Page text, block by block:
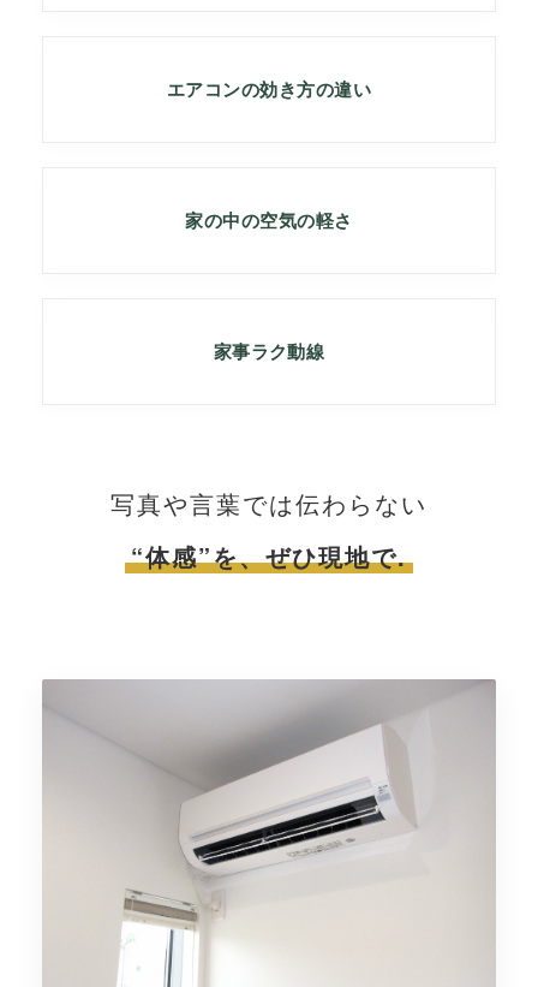
エアコンの効き方の違い
家の中の空気の軽さ
家事ラク動線
写真や言葉では伝わらない
“体感”を、ぜひ現地で.